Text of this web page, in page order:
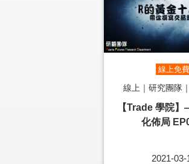
線上免費
線上｜研究團隊
【Trade 學院
化佈局
2021-03-